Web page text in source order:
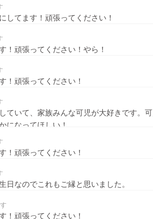
してます！頑張ってください！
！頑張ってください！やら！
！頑張ってください！
ていて、家族みんな可児が大好きです。
になってほしい！
！頑張ってください！
！頑張ってください！
日なのでこれもご縁と思いました。
！頑張ってください！